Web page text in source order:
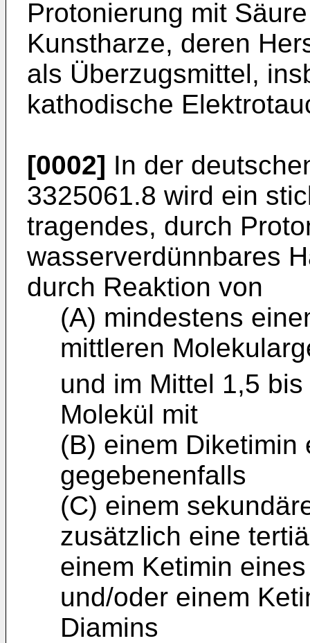
Protonierung mit
Kunstharze, deren
als Überzugsmittel,
kathodische
[0002] In der
3325061.8 wird ein
tragendes, durch
wasserverdünnbares
durch Reaktion von
(A) mindestens
mittleren
und im Mittel 1,5
Molekül mit
(B) einem Diketimin
gegebenenfalls
(C) einem
zusätzlich eine
einem Ketimin
und/oder einem
Diamins